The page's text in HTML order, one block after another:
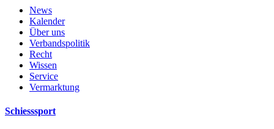
News
Kalender
Über uns
Verbandspolitik
Recht
Wissen
Service
Vermarktung
Schiesssport